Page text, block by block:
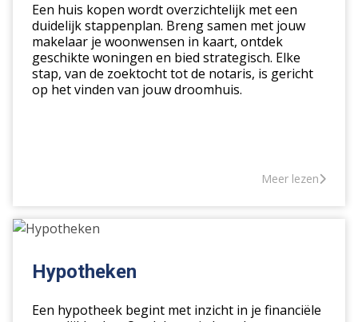
Een huis kopen wordt overzichtelijk met een
duidelijk stappenplan. Breng samen met jouw
makelaar je woonwensen in kaart, ontdek
geschikte woningen en bied strategisch. Elke
stap, van de zoektocht tot de notaris, is gericht
op het vinden van jouw droomhuis.
Meer lezen
Hypotheken
Hypotheken
Een hypotheek begint met inzicht in je financiële